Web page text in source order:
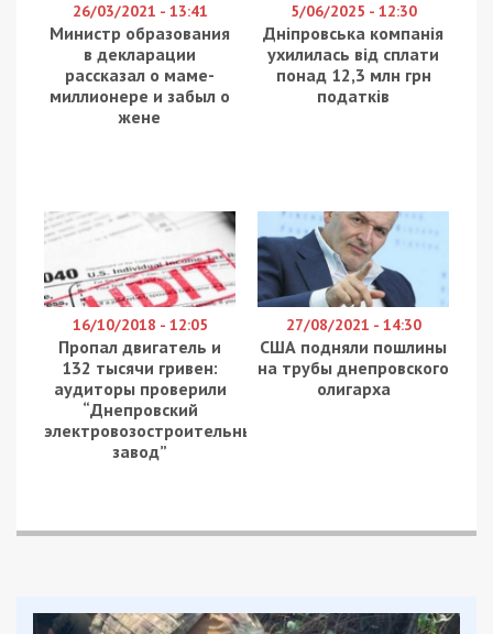
26/03/2021 - 13:41
Министр образования
в декларации
рассказал о маме-
миллионере и забыл о
жене
5/06/2025 - 12:30
Дніпровська компанія
ухилилась від сплати
понад 12,3 млн грн
податків
16/10/2018 - 12:05
Пропал двигатель и
132 тысячи гривен:
аудиторы проверили
“Днепровский
электровозостроительный
завод”
27/08/2021 - 14:30
США подняли пошлины
на трубы днепровского
олигарха